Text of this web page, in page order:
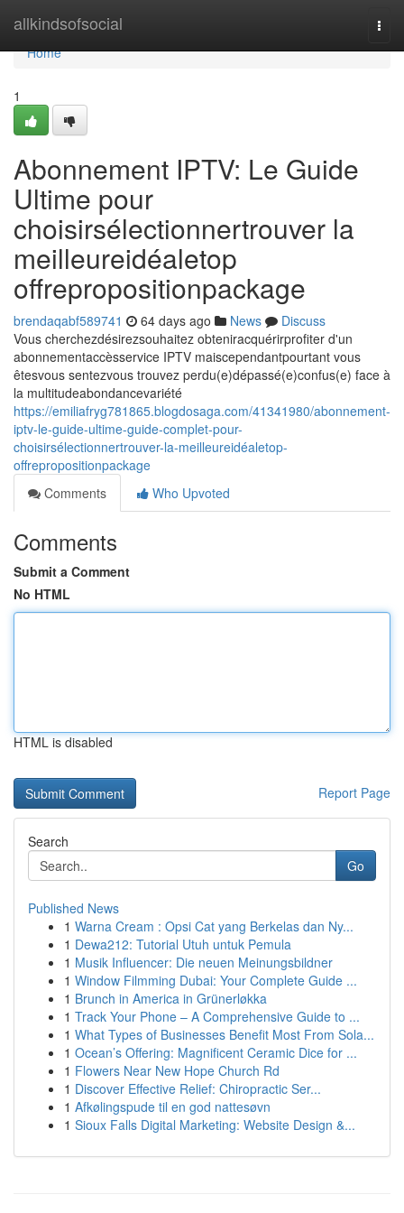
allkindsofsocial
Home
Home
1
Abonnement IPTV: Le Guide
Ultime pour
choisirsélectionnertrouver la
meilleureidéaletop
offrepropositionpackage
brendaqabf589741 64 days ago News
Discuss
Vous cherchezdésirezsouhaitez obteniracquérirprofiter d'un
abonnementaccèsservice IPTV maiscependantpourtant vous
êtesvous sentezvous trouvez perdu(e)dépassé(e)confus(e) face à
la multitudeabondancevariété
https://emiliafryg781865.blogdosaga.com/41341980/abonnement-
iptv-le-guide-ultime-guide-complet-pour-
choisirsélectionnertrouver-la-meilleureidéaletop-
offrepropositionpackage
Comments
Who Upvoted
Comments
Submit a Comment
No HTML
HTML is disabled
Report Page
Search
Go
Published News
1 Warna Cream : Opsi Cat yang Berkelas dan Ny...
1 Dewa212: Tutorial Utuh untuk Pemula
1 Musik Influencer: Die neuen Meinungsbildner
1 Window Filmming Dubai: Your Complete Guide ...
1 Brunch in America in Grünerløkka
1 Track Your Phone – A Comprehensive Guide to ...
1 What Types of Businesses Benefit Most From Sola...
1 Ocean’s Offering: Magnificent Ceramic Dice for ...
1 Flowers Near New Hope Church Rd
1 Discover Effective Relief: Chiropractic Ser...
1 Afkølingspude til en god nattesøvn
1 Sioux Falls Digital Marketing: Website Design &...